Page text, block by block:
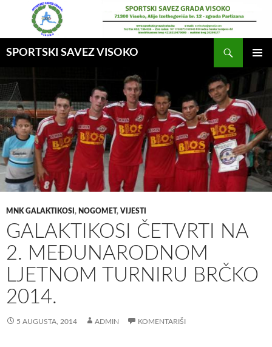
SPORTSKI SAVEZ VISOKO
GLAVNI
MNK GALAKTIKOSI , NOGOMET, VIJESTI
GALAKTIKOSI ČETVRTI NA
2. MEĐUNARODNOM
LJETNOM TURNIRU BRČKO
2014.
5 AUGUSTA, 2014 ADMIN KOMENTARIŠI